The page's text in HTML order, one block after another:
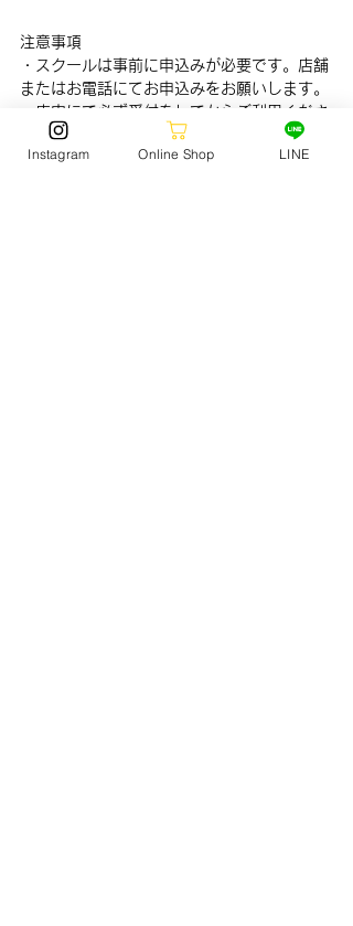
注意事項
・スクールは事前に申込みが必要です。店舗
またはお電話にてお申込みをお願いします。
・店内にて必ず受付をしてからご利用くださ
い。
・ヘルメット、プロテクター類を必ずご使用
Instagram Online Shop LINE